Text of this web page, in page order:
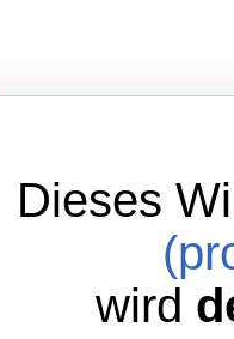
Dieses
wird